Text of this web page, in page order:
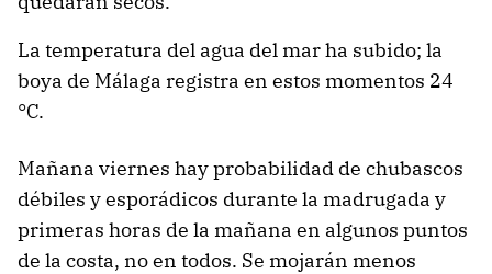
La temperatura del agua del mar ha subido; la
boya de Málaga registra en estos momentos 24
°C.
Mañana viernes hay probabilidad de chubascos
débiles y esporádicos durante la madrugada y
primeras horas de la mañana en algunos puntos
de la costa, no en todos. Se mojarán menos